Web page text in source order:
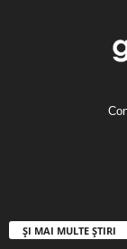
ȘI MAI MULTE ȘTIRI